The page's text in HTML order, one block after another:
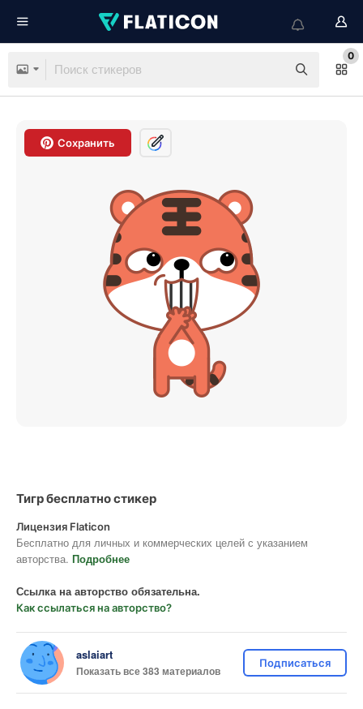
0
Сохранить
Тигр бесплатно стикер
Лицензия Flaticon
Бесплатно для личных и коммерческих целей с указанием
авторства. Подробнее
Ссылка на авторство обязательна.
Как ссылаться на авторство?
aslaiart
Показать все 383 материалов
Подписаться